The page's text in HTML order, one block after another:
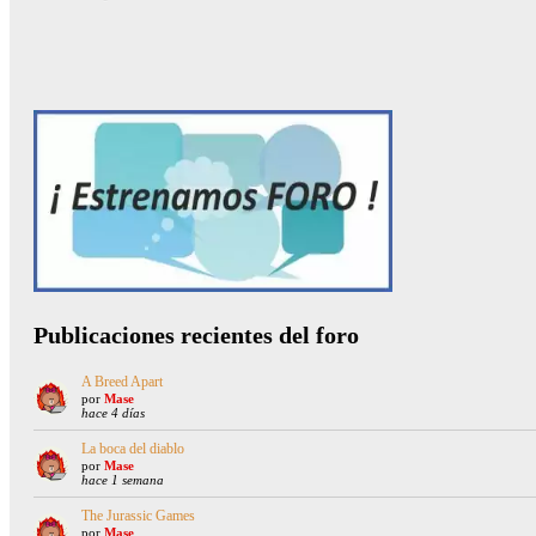
Publicaciones recientes del foro
A Breed Apart
por Mase
hace 4 días
La boca del diablo
por Mase
hace 1 semana
The Jurassic Games
por Mase